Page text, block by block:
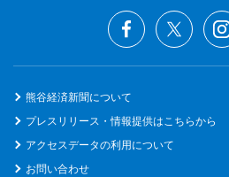
熊谷経済新聞について
プレスリリース・情報提供はこちらから
アクセスデータの利用について
お問い合わせ